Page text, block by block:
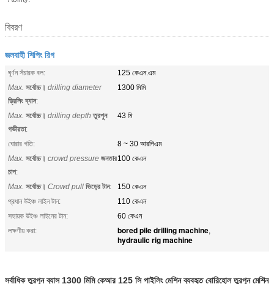
বিবরণ
জলবাহী শিপিং রিগ
ঘূর্ণন সঁচারক বল:
125 কেএন.এম
Max. সর্বোচ্চ। drilling diameter
ড্রিলিং ব্যাস:
1300 মিমি
Max. সর্বোচ্চ। drilling depth তুরপুন
গভীরতা:
43 মি
ঘোরার গতি:
8 ~ 30 আরপিএম
Max. সর্বোচ্চ। crowd pressure জনতার
চাপ:
100 কেএন
Max. সর্বোচ্চ। Crowd pull ভিড়ের টান:
150 কেএন
প্রধান উইঞ্চ লাইন টান:
110 কেএন
সহায়ক উইঞ্চ লাইনের টান:
60 কেএন
লক্ষণীয় করা:
bored pile drilling machine,
hydraulic rig machine
সর্বাধিক তুরপুন ব্যাস 1300 মিমি কেআর 125 সি পাইলিং মেশিন ব্যবহৃত বোরিহোল তুরপুন মেশিন